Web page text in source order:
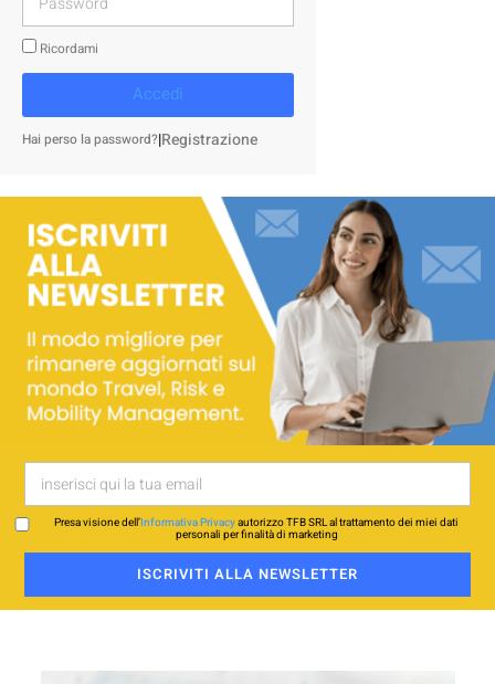
Ricordami
Accedi
Hai perso la password?|Registrazione
Presa visione dell’Informativa Privacyautorizzo TFB SRL al trattamento dei miei dati
personali per finalità di marketing
ISCRIVITI ALLA NEWSLETTER